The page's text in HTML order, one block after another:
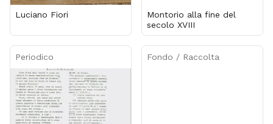
Luciano Fiori
Montorio alla fine del
secolo XVIII
Periodico Fondo / Raccolta